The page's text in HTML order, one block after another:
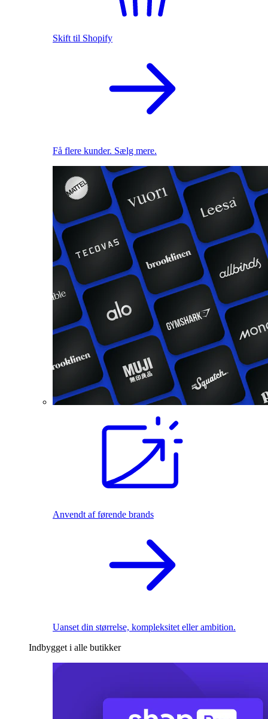
Skift til Shopify
Få flere kunder. Sælg mere.
Anvendt af førende brands
Uanset din størrelse, kompleksitet eller ambition.
Indbygget i alle butikker